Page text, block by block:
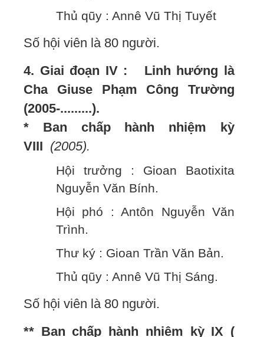
Thủ qũy : Annê Vũ Thị Tuyết
Số hội viên là 80 người.
4. Giai đoạn IV : Linh hướng là
Cha Giuse Phạm Công Trường
(2005-.........).
* Ban chấp hành nhiệm kỳ
VIII (2005).
Hội trưởng : Gioan Baotixita
Nguyễn Văn Bính.
Hội phó : Antôn Nguyễn Văn
Trình.
Thư ký : Gioan Trần Văn Bản.
Thủ qũy : Annê Vũ Thị Sáng.
Số hội viên là 80 người.
** Ban chấp hành nhiệm kỳ IX (